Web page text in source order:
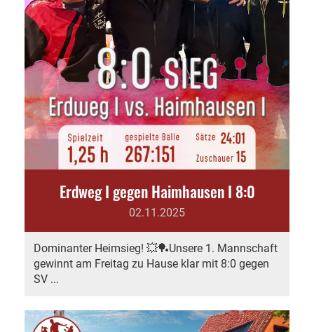
Erdweg I gegen Haimhausen I 8:0
02.11.2025
Dominanter Heimsieg! 💥🏓Unsere 1. Mannschaft
gewinnt am Freitag zu Hause klar mit 8:0 gegen
SV ...